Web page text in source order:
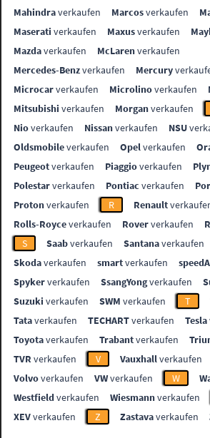
Mahindraverkaufen Marcosverkaufen
Maserati verkaufen Maxusverkaufen
Mazdaverkaufen McLarenverkaufen
Mercedes-Benzverkaufen Mercury
Microcarverkaufen Microlinoverkaufen
Mitsubishi verkaufen Morganverkaufen
Nioverkaufen Nissanverkaufen NSU
Oldsmobileverkaufen Opelverkaufen
Peugeotverkaufen Piaggioverkaufen
Polestarverkaufen Pontiac verkaufen
Protonverkaufen R Renault
Rolls-Royceverkaufen Roververkaufen
S
Saabverkaufen Santanaverkaufen
Skodaverkaufen smartverkaufen
Spykerverkaufen SsangYongverkaufen
Suzuki verkaufen SWM verkaufen T
Tataverkaufen TECHARTverkaufen Tesla
Toyotaverkaufen Trabantverkaufen
TVR verkaufen V Vauxhallverkaufen
Volvoverkaufen VWverkaufen W
Westfieldverkaufen Wiesmannverkaufen
XEVverkaufen Z Zastavaverkaufen